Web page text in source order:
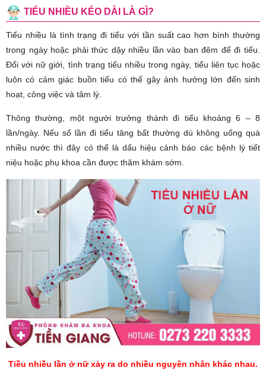
TIỂU NHIỀU KÉO DÀI LÀ GÌ?
Tiểu nhiều là tình trạng đi tiểu với tần suất cao hơn bình thường
trong ngày hoặc phải thức dậy nhiều lần vào ban đêm để đi tiểu.
Đối với nữ giới, tình trạng tiểu nhiều trong ngày, tiểu liên tục hoặc
luôn có cảm giác buồn tiểu có thể gây ảnh hưởng lớn đến sinh
hoạt, công việc và tâm lý.
Thông thường, một người trưởng thành đi tiểu khoảng 6 – 8
lần/ngày. Nếu số lần đi tiểu tăng bất thường dù không uống quá
nhiều nước thì đây có thể là dấu hiệu cảnh báo các bệnh lý tiết
niệu hoặc phụ khoa cần được thăm khám sớm.
Tiều nhiều lần ở nữ xảy ra do nhiều nguyên nhân khác nhau.